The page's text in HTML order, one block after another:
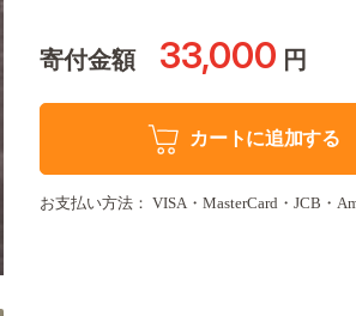
寄付金額 33,000 円
カートに追加する
お支払い方法： VISA・MasterCard・JCB・